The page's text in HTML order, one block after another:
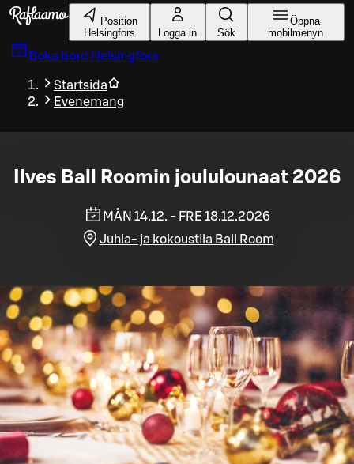
Gå till huvudinnehållet
Position
Helsingfors
Logga in Sök
Öppna
mobilmenyn
Boka bord Helsingfors
Startsida
Evenemang
Ilves Ball Roomin joululounaat 2026
MÅN 14.12. - FRE 18.12.2026
Juhla- ja kokoustila Ball Room